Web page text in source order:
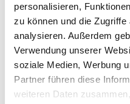
personalisieren,
zu können und die
analysieren. Außerdem
Verwendung unserer
soziale Medien, Werbung
Partner führen diese
weiteren Daten
Wie können wir uns nun
vorstellen? In unserer
schließlich Psalm 23,
den guten Hirten. Und
Jugendlichen
„Gott behütet und